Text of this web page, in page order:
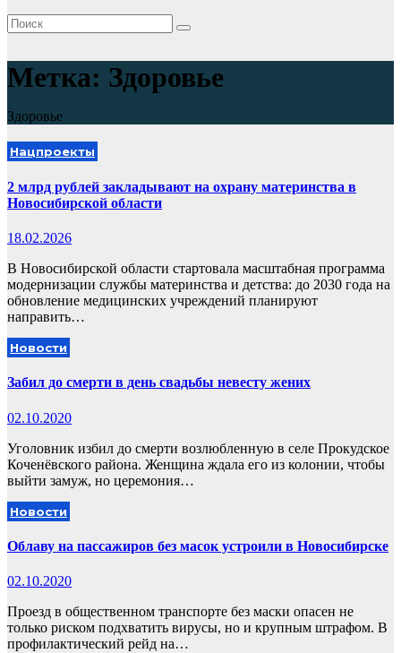
Метка: Здоровье
Здоровье
Нацпроекты
2 млрд рублей закладывают на охрану материнства в
Новосибирской области
18.02.2026
В Новосибирской области стартовала масштабная программа
модернизации службы материнства и детства: до 2030 года на
обновление медицинских учреждений планируют
направить…
Новости
Забил до смерти в день свадьбы невесту жених
02.10.2020
Уголовник избил до смерти возлюбленную в селе Прокудское
Коченёвского района. Женщина ждала его из колонии, чтобы
выйти замуж, но церемония…
Новости
Облаву на пассажиров без масок устроили в Новосибирске
02.10.2020
Проезд в общественном транспорте без маски опасен не
только риском подхватить вирусы, но и крупным штрафом. В
профилактический рейд на…